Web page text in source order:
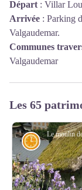
Départ : Villar
Arrivée : Parking
Valgaudemar.
Communes
Valgaudemar
Les 65
Histoire